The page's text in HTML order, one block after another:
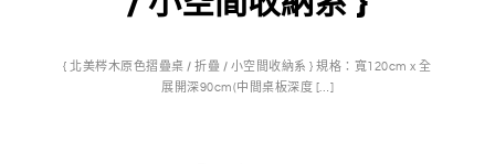
{ 北美梣木原色摺疊桌 / 折疊 / 小空間收納系 } 規格：寬120cm x 全
展開深90cm(中間桌板深度 […]